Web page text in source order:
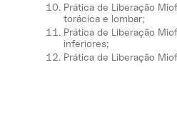
Prática de Liberação
torácica e lombar;
Prática de Liberação
inferiores;
Prática de Liberação